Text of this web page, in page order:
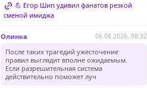
💪 Егор Шип удивил фанатов резкой
сменой имиджа
Олинка 06.08.2026, 08:32
После таких трагедий ужесточение
правил выглядит вполне ожидаемым.
Если разрешительная система
действительно поможет луч